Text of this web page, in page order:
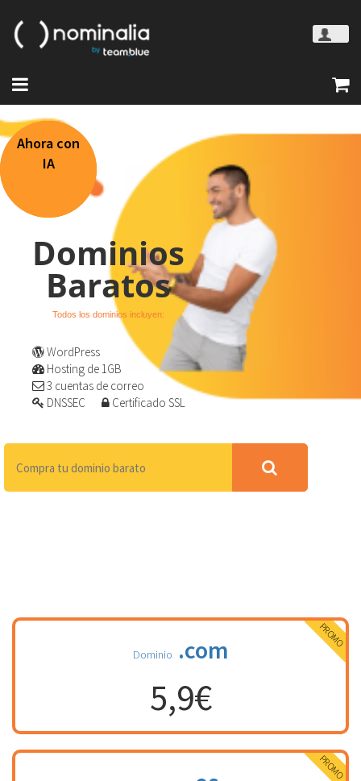
Ahora con
IA
Dominios
Baratos
Todos los dominios incluyen:
WordPress
Hosting de 1GB
3 cuentas de correo
DNSSEC
Certificado SSL
PROMO
Dominio .com
5,9€
PROMO